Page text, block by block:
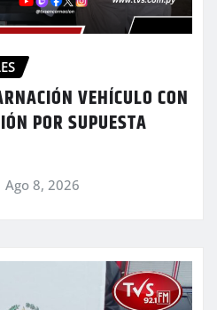
VEHÍCULO CON
POR SUPUESTA
Ago 8, 2026